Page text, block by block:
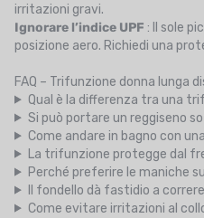
irritazioni gravi.
Ignorare l’indice UPF : Il sole
posizione aero. Richiedi una
FAQ – Trifunzione donna lunga
Qual è la differenza tra una
Si può portare un reggiseno
Come andare in bagno con
La trifunzione protegge dal
Perché preferire le maniche
Il fondello dà fastidio a
Come evitare irritazioni al